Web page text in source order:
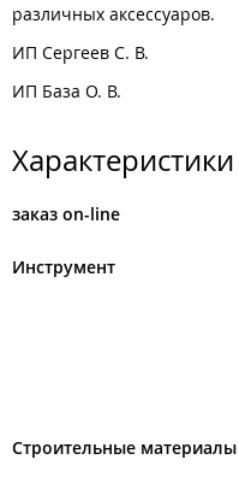
различных аксессуаров.
ИП Сергеев С. В.
ИП База О. В.
Характеристики
заказ on-line
Инструмент
Строительные материалы